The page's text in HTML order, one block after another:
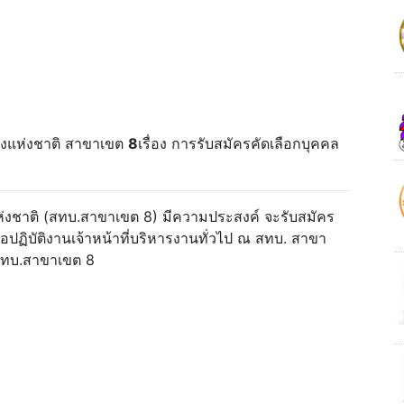
ห่งชาติ สาขาเขต 8เรื่อง การรับสมัครคัดเลือกบุคคล
าติ (สทบ.สาขาเขต 8) มีความประสงค์ จะรับสมัคร
ปฏิบัติงานเจ้าหน้าที่บริหารงานทั่วไป ณ สทบ. สาขา
บ.สาขาเขต 8